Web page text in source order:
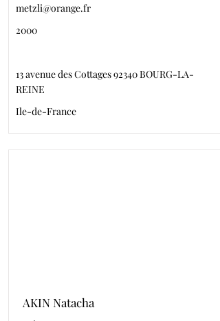
metzli@orange.fr
2000
13 avenue des Cottages 92340 BOURG-LA-
REINE
Ile-de-France
AKIN Natacha